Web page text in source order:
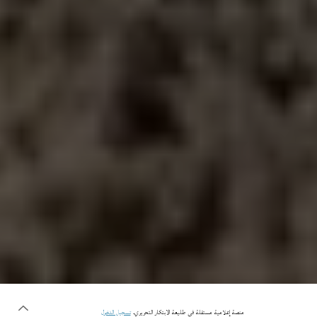
منصة إعلامية مستقلة في طليعة الابتكار التحريري.تسجيل الدخول